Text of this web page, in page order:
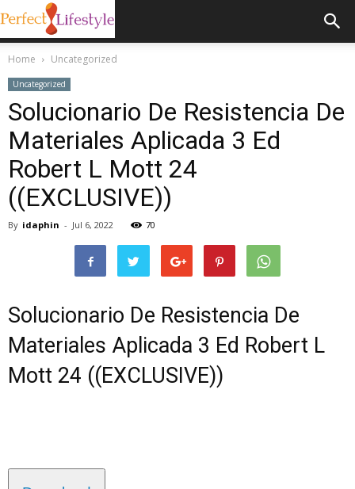
Home Uncategorized
Uncategorized
Solucionario De Resistencia De
Materiales Aplicada 3 Ed
Robert L Mott 24
((EXCLUSIVE))
By idaphin - Jul 6, 2022 70
Solucionario De Resistencia De
Materiales Aplicada 3 Ed Robert L
Mott 24 ((EXCLUSIVE))